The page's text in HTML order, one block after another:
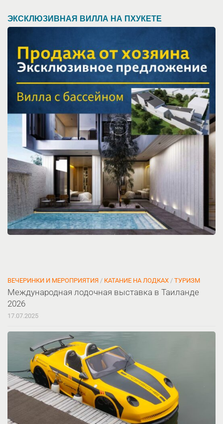
ЭКСКЛЮЗИВНАЯ ВИЛЛА НА ПХУКЕТЕ
ВЕЧЕРИНКИ И МЕРОПРИЯТИЯ / КАТАНИЕ НА ЛОДКАХ / ТУРИЗМ
Международная лодочная выставка в Таиланде
2026
17.07.2025